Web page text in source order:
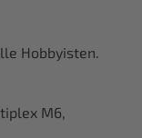
Hobbyisten.
M6,